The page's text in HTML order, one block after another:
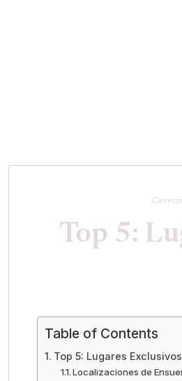
Top 5:
Table of Contents
Top 5: Lugares
Localizaciones de